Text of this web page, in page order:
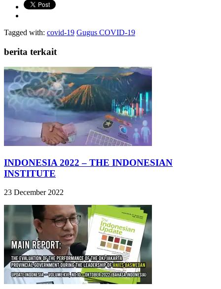
Tagged with: covid-19 Gugus COVID-19
berita terkait
INDONESIA 2022 – THE INDONESIAN
INSTITUTE
23 December 2022